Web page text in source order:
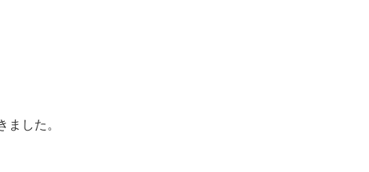
した。